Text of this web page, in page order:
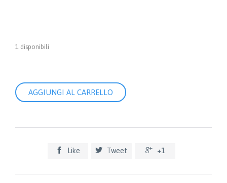
1 disponibili
Pinza
tipo
-
AGGIUNGI AL CARRELLO
 Like  Tweet  +1